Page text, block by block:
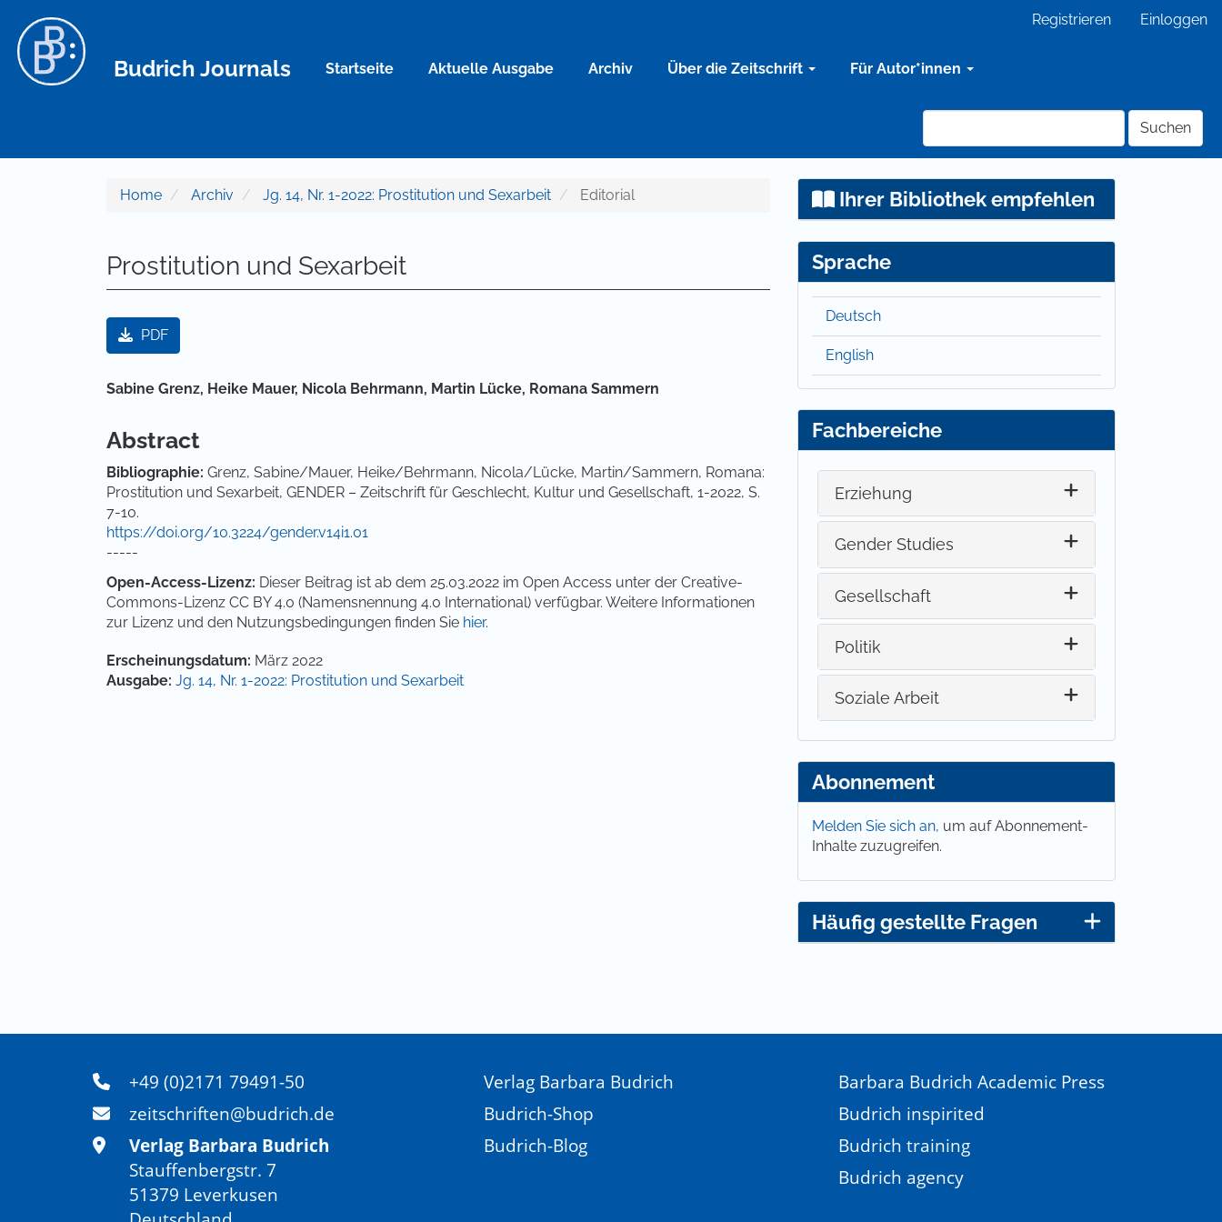
Hauptinhalt
Sidebar
Registrieren Einloggen
Budrich Journals Startseite Aktuelle Ausgabe Archiv Über die Zeitschrift Für Autor*innen
Suchen
Home Archiv Jg. 14, Nr. 1-2022: Prostitution und Sexarbeit Editorial
Prostitution und Sexarbeit
Artikel-Sidebar
PDF
Hauptsächlicher Artikelinhalt
Sabine Grenz, Heike Mauer, Nicola Behrmann, Martin Lücke, Romana Sammern
Abstract
Bibliographie: Grenz, Sabine/Mauer, Heike/Behrmann, Nicola/Lücke, Martin/Sammern, Romana:
Prostitution und Sexarbeit, GENDER – Zeitschrift für Geschlecht, Kultur und Gesellschaft, 1-2022, S.
7-10.
https://doi.org/10.3224/gender.v14i1.01
-----
Open-Access-Lizenz: Dieser Beitrag ist ab dem 25.03.2022 im Open Access unter der Creative-
Commons-Lizenz CC BY 4.0 (Namensnennung 4.0 International) verfügbar. Weitere Informationen
zur Lizenz und den Nutzungsbedingungen finden Sie hier.
Artikel-Details
Erscheinungsdatum: März 2022
Ausgabe: Jg. 14, Nr. 1-2022: Prostitution und Sexarbeit
Ihrer Bibliothek empfehlen
Sprache
Deutsch
English
Fachbereiche
Erziehung
Gender Studies
Gesellschaft
Politik
Soziale Arbeit
Abonnement
Melden Sie sich an, um auf Abonnement-
Inhalte zuzugreifen.
Häufig gestellte Fragen
+49 (0)2171 79491-50
zeitschriften@budrich.de
Verlag Barbara Budrich
Stauffenbergstr. 7
51379 Leverkusen
Verlag Barbara Budrich
Budrich-Shop
Budrich-Blog
Barbara Budrich Academic Press
Budrich inspirited
Budrich training
Budrich agency